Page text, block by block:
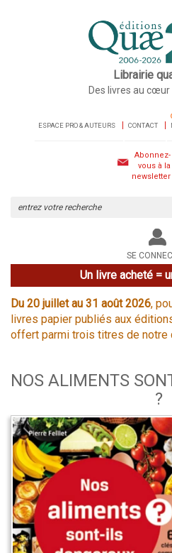
Librairie
Des livres au cœur
ESPACE PRO & AUTEURS CONTACT
Abonnez-
vous à la
newsletter
le
site
SE
Un livre acheté =
Du 20 juillet au 31 août 2026,
livres papier publiés aux
offert parmi trois titres de notre
NOS ALIMENTS
?